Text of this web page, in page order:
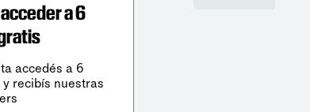
a 6
accedés a 6
recibís nuestras